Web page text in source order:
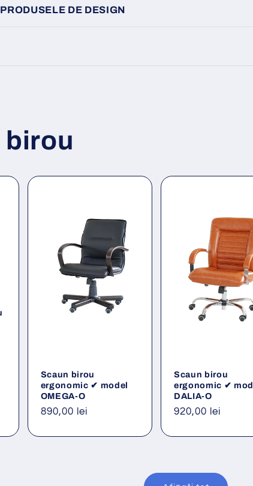
DE DESIGN
birou
Scaun birou
ergonomic ✔ model
OMEGA-O
Preț
890,00 lei
Scaun birou
ergonomic ✔
DALIA-O
Preț
920,00 lei